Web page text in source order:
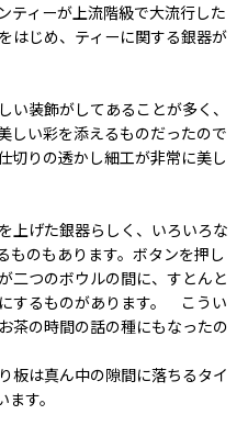
ティーが上流階級で大流行した
はじめ、ティーに関する銀器が
い装飾がしてあることが多く、
しい彩を添えるものだったので
切りの透かし細工が非常に美し
上げた銀器らしく、いろいろな
ものもあります。ボタンを押し
二つのボウルの間に、すとんと
するものがあります。 こうい
茶の時間の話の種にもなったの
板は真ん中の隙間に落ちるタイ
す。